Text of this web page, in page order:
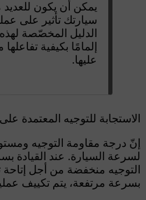
يمكن أن يكون
سيارتك تأثير على
الدليل المخصّصة
إلمامًا بكيفية تفاعلها
عليها.
الاستجابة للتوجيه المعتمدة
إنّ درجة مقاومة التوجيه
لسرعة السيارة. عند القيادة
التوجيه منخفضة من أجل إتاحة
بسرعة مرتفعة، يتم تكييف